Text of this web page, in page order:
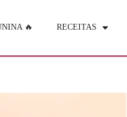
🔥 RECEITAS